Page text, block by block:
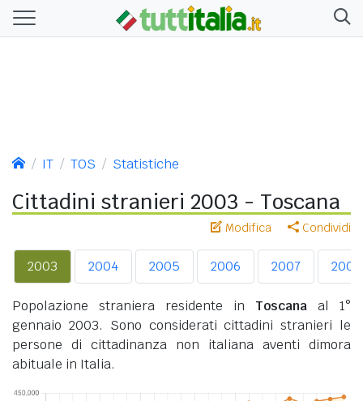
IT TOS Statistiche
Cittadini stranieri 2003 - Toscana
Modifica Condividi
2003 2004 2005 2006 2007 2008
Popolazione straniera residente in Toscana al 1°
gennaio 2003. Sono considerati cittadini stranieri le
persone di cittadinanza non italiana aventi dimora
abituale in Italia.